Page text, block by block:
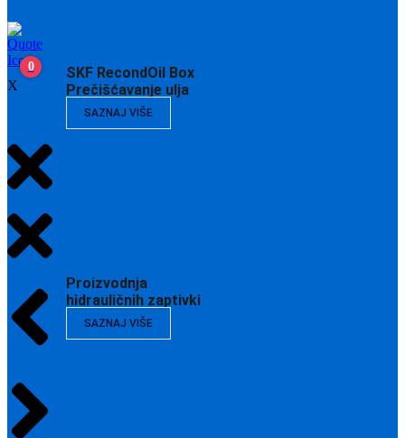
SKF RecondOil Box
Prečišćavanje ulja
SAZNAJ VIŠE
Proizvodnja
hidrauličnih zaptivki
SAZNAJ VIŠE
0
X